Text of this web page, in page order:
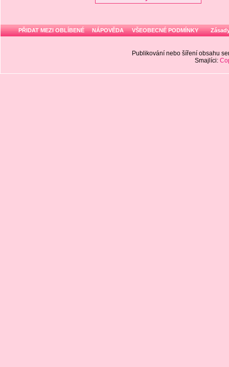
PŘIDAT MEZI OBLÍBENÉ NÁPOVĚDA VŠEOBECNÉ PODMÍNKY
Publikování nebo šíření obsahu
Smajlíci: